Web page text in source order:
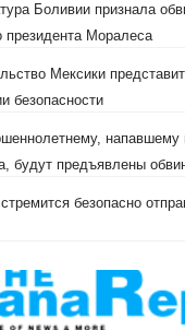
Боливии признала
президента Моралеса
Мексики
безопасности
напавшему
будут предъявлены
стремится безопасно